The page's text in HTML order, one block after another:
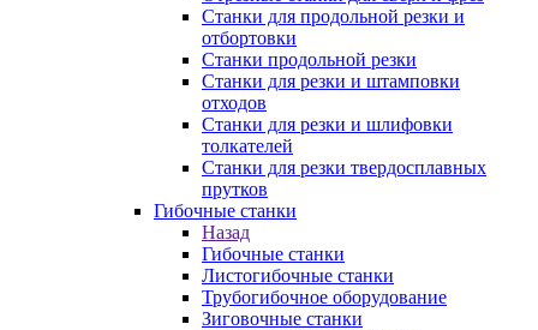
Станки для продольной резки и
отбортовки
Станки продольной резки
Станки для резки и штамповки
отходов
Станки для резки и шлифовки
толкателей
Станки для резки твердосплавных
прутков
Гибочные станки
Назад
Гибочные станки
Листогибочные станки
Трубогибочное оборудование
Зиговочные станки